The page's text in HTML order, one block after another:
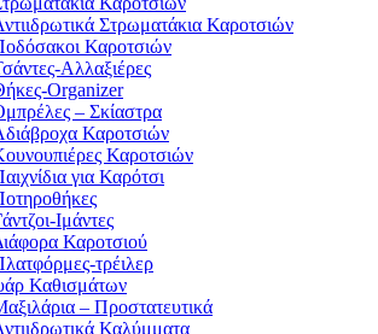
Στρωματάκια Καροτσιών
Καροτσιών
Αλλαξιέρες
Organizer
– Σκίαστρα
Καροτσιών
Καροτσιών
για Καρότσι
Ιμάντες
Καροτσιού
τρέιλερ
Καθισμάτων
– Προστατευτικά
Καλύμματα